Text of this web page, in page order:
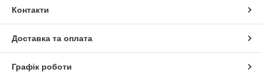
Контакти
Доставка та оплата
Графік роботи